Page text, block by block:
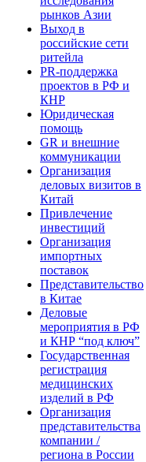
рынков Азии
Выход в
российские сети
ритейла
PR-поддержка
проектов в РФ и
КНР
Юридическая
помощь
GR и внешние
коммуникации
Организация
деловых визитов в
Китай
Привлечение
инвестиций
Организация
импортных
поставок
Представительство
в Китае
Деловые
мероприятия в РФ
и КНР “под ключ”
Государственная
регистрация
медицинских
изделий в РФ
Организация
представительства
компании /
региона в России